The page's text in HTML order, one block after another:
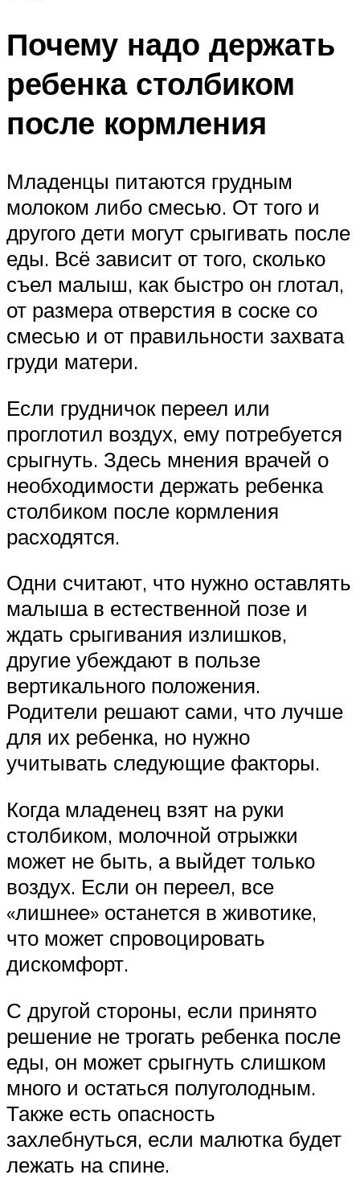
Почему надо держать
ребенка столбиком
после кормления
Младенцы питаются грудным
молоком либо смесью. От того и
другого дети могут срыгивать после
еды. Всё зависит от того, сколько
съел малыш, как быстро он глотал,
от размера отверстия в соске со
смесью и от правильности захвата
груди матери.
Если грудничок переел или
проглотил воздух, ему потребуется
срыгнуть. Здесь мнения врачей о
необходимости держать ребенка
столбиком после кормления
расходятся.
Одни считают, что нужно оставлять
малыша в естественной позе и
ждать срыгивания излишков,
другие убеждают в пользе
вертикального положения.
Родители решают сами, что лучше
для их ребенка, но нужно
учитывать следующие факторы.
Когда младенец взят на руки
столбиком, молочной отрыжки
может не быть, а выйдет только
воздух. Если он переел, все
«лишнее» останется в животике,
что может спровоцировать
дискомфорт.
С другой стороны, если принято
решение не трогать ребенка после
еды, он может срыгнуть слишком
много и остаться полуголодным.
Также есть опасность
захлебнуться, если малютка будет
лежать на спине.